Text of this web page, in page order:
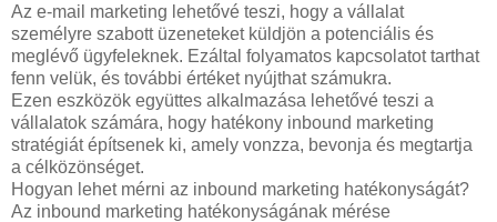
Az e-mail marketing lehetővé teszi, hogy a vállalat
személyre szabott üzeneteket küldjön a potenciális és
meglévő ügyfeleknek. Ezáltal folyamatos kapcsolatot tarthat
fenn velük, és további értéket nyújthat számukra.
Ezen eszközök együttes alkalmazása lehetővé teszi a
vállalatok számára, hogy hatékony inbound marketing
stratégiát építsenek ki, amely vonzza, bevonja és megtartja
a célközönséget.
Hogyan lehet mérni az inbound marketing hatékonyságát?
Az inbound marketing hatékonyságának mérése